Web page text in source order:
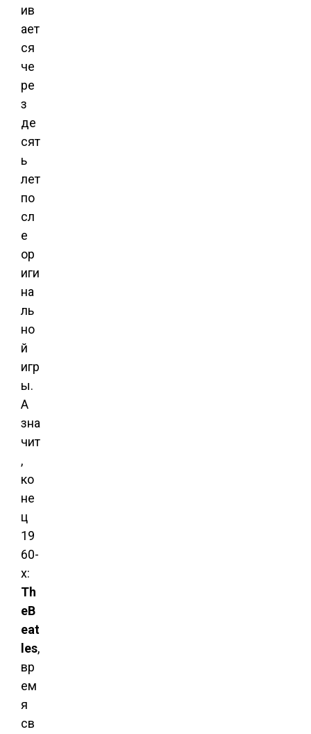
ив
ает
ся
че
ре
з
де
сят
ь
лет
по
сл
е
ор
иги
на
ль
но
й
игр
ы.
А
зна
чит
,
ко
не
ц
19
60-
х:
Th
eB
eat
les,
вр
ем
я
св